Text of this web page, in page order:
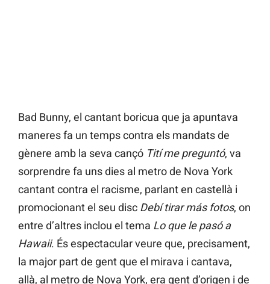
Bad Bunny, el cantant boricua que ja apuntava
maneres fa un temps contra els mandats de
gènere amb la seva cançó Tití me preguntó, va
sorprendre fa uns dies al metro de Nova York
cantant contra el racisme, parlant en castellà i
promocionant el seu disc Debí tirar más fotos, on
entre d’altres inclou el tema Lo que le pasó a
Hawaii. És espectacular veure que, precisament,
la major part de gent que el mirava i cantava,
allà, al metro de Nova York, era gent d’origen i de